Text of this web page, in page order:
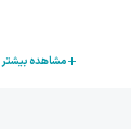
مشاهده بیشتر